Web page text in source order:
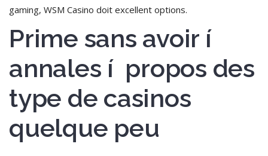
gaming, WSM Casino doit excellent options.
Prime sans avoir í
annales í propos des
type de casinos
quelque peu